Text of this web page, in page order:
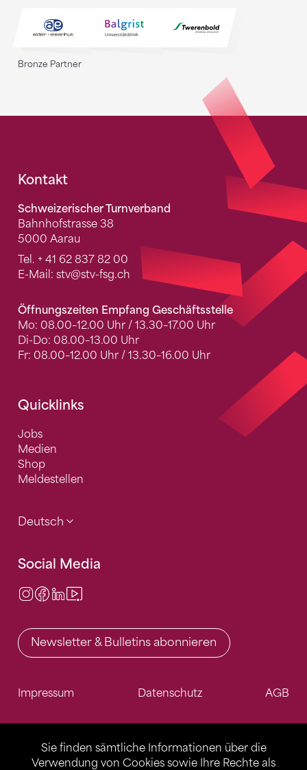
Sie finden sämtliche Informationen über die
Verwendung von Cookies sowie Ihre Rechte als
Bronze Partner
Fusszeile
Kontakt
Schweizerischer Turnverband
Bahnhofstrasse 38
5000 Aarau
Tel. + 41 62 837 82 00
E-Mail: stv@stv-fsg.ch
Öffnungszeiten Empfang Geschäftsstelle
Mo: 08.00–12.00 Uhr / 13.30–17.00 Uhr
Di-Do: 08.00–13.00 Uhr
Fr: 08.00–12.00 Uhr / 13.30–16.00 Uhr
Quicklinks
Jobs
Medien
Shop
Meldestellen
Deutsch
Social Media
Instagram
Facebook
LinkedIn
Newsletter & Bulletins abonnieren
Impressum Datenschutz AGB